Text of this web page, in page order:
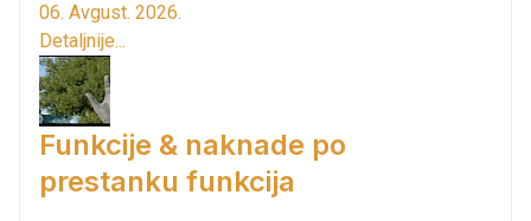
06. Avgust. 2026.
Detaljnije...
Funkcije & naknade po
prestanku funkcija